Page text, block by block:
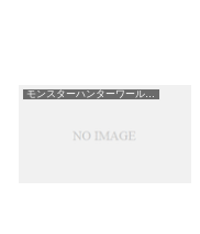
モンスターハンターワールド MHW